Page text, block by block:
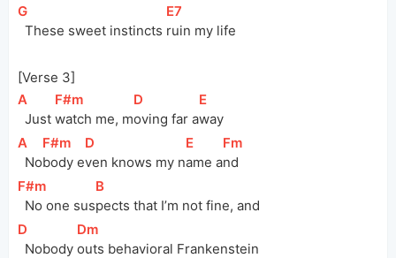
[
G
  These sweet instincts
[E7
ruin my life
[Verse 3]
[
A
  Just
[F#m
watch me, m
[D
oving far a
[E
way
[
A
  No
[F#m
body e
[D
ven knows my n
[E
ame a
[Fm
nd
[F#m
  No one
sus
[B
pects that I’m not fine, and
[D
  Nobody
[Dm
outs behavioral Frankenstein